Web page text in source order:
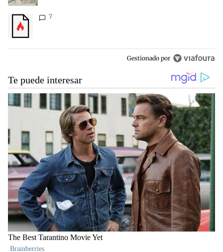
Un artículo de tendencia con el título "" con 7 comentarios.
7
Gestionado por